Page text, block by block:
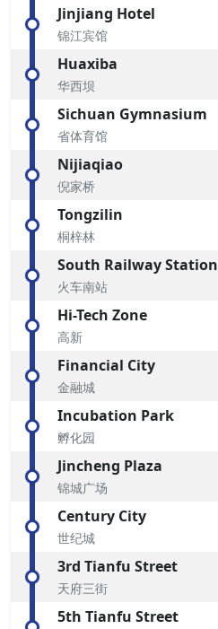
Jinjiang Hotel
锦江宾馆
Huaxiba
华西坝
Sichuan Gymnasium
省体育馆
Nijiaqiao
倪家桥
Tongzilin
桐梓林
South Railway Station
火车南站
Hi-Tech Zone
高新
Financial City
金融城
Incubation Park
孵化园
Jincheng Plaza
锦城广场
Century City
世纪城
3rd Tianfu Street
天府三街
5th Tianfu Street